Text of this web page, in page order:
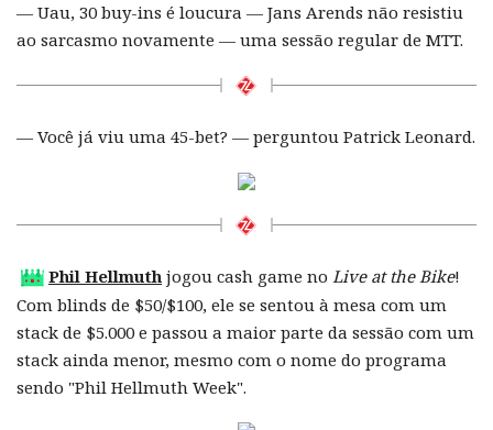
— Uau, 30 buy-ins é loucura — Jans Arends não resistiu
ao sarcasmo novamente — uma sessão regular de MTT.
— Você já viu uma 45-bet? — perguntou Patrick Leonard.
Phil Hellmuth jogou cash game no Live at the Bike!
Com blinds de $50/$100, ele se sentou à mesa com um
stack de $5.000 e passou a maior parte da sessão com um
stack ainda menor, mesmo com o nome do programa
sendo "Phil Hellmuth Week".